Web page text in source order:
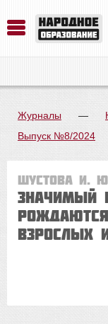
Журналы —
Выпуск №8/2024
Шустова И.
Значимый
взрослых